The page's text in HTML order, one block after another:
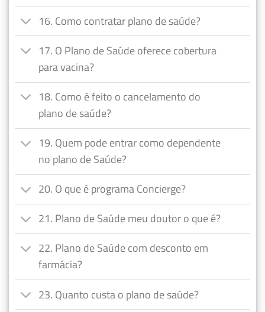
16. Como contratar plano de saúde?
17. O Plano de Saúde oferece cobertura
para vacina?
18. Como é feito o cancelamento do
plano de saúde?
19. Quem pode entrar como dependente
no plano de Saúde?
20. O que é programa Concierge?
21. Plano de Saúde meu doutor o que é?
22. Plano de Saúde com desconto em
farmácia?
23. Quanto custa o plano de saúde?